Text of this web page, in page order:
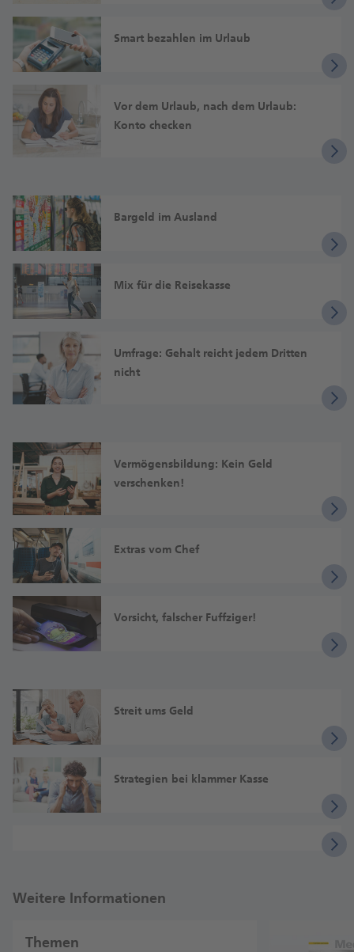
Smart bezahlen im Urlaub
Vor dem Urlaub, nach dem Urlaub:
Konto checken
Bargeld im Ausland
Mix für die Reisekasse
Umfrage: Gehalt reicht jedem Dritten
nicht
Vermögens­bildung: Kein Geld
verschenken!
Extras vom Chef
Vorsicht, falscher Fuffziger!
Streit ums Geld
Strategien bei klammer Kasse
Weitere Informationen
Themen